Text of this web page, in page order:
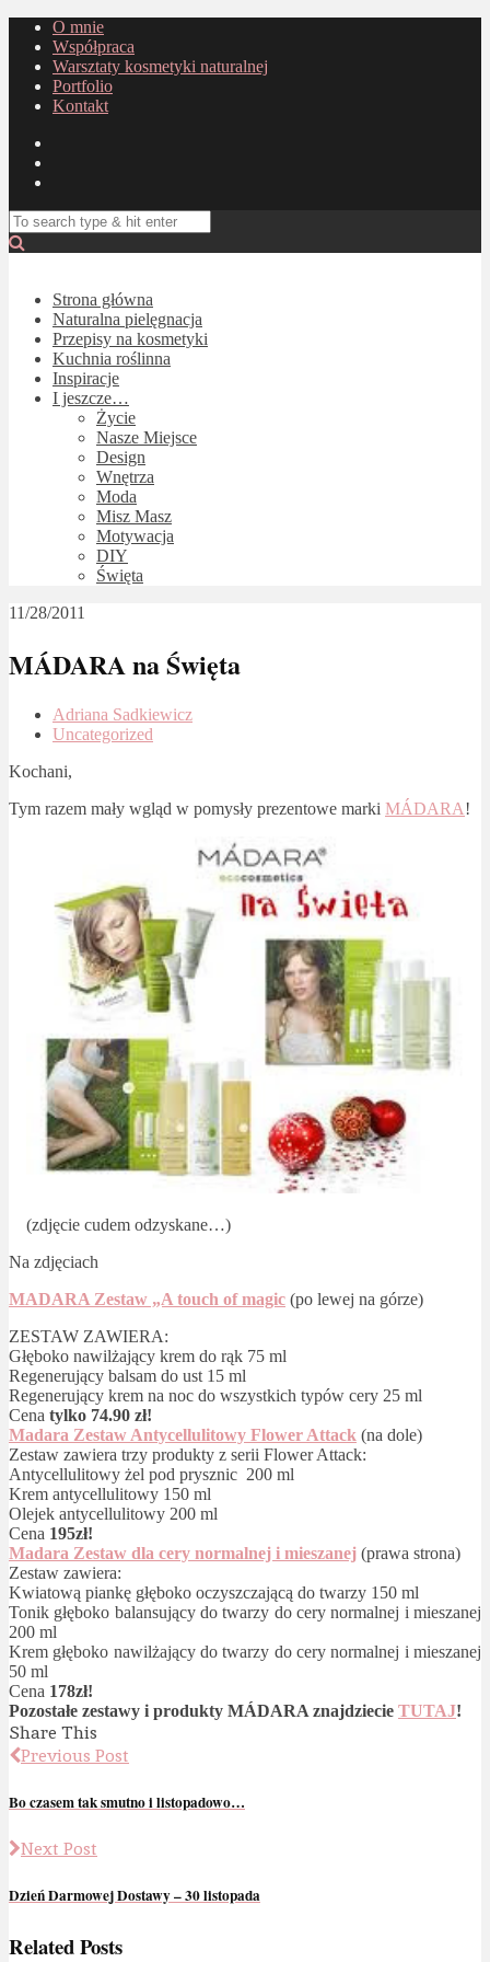
O mnie
Współpraca
Warsztaty kosmetyki naturalnej
Portfolio
Kontakt
Strona główna
Naturalna pielęgnacja
Przepisy na kosmetyki
Kuchnia roślinna
Inspiracje
I jeszcze…
Życie
Nasze Miejsce
Design
Wnętrza
Moda
Misz Masz
Motywacja
DIY
Święta
11/28/2011
MÁDARA na Święta
Adriana Sadkiewicz
Uncategorized
Kochani,
Tym razem mały wgląd w pomysły prezentowe marki MÁDARA!
(zdjęcie cudem odzyskane…)
Na zdjęciach
MADARA Zestaw „A touch of magic (po lewej na górze)
ZESTAW ZAWIERA:
Głęboko nawilżający krem do rąk 75 ml
Regenerujący balsam do ust 15 ml
Regenerujący krem na noc do wszystkich typów cery 25 ml
Cena tylko 74.90 zł!
Madara Zestaw Antycellulitowy Flower Attack (na dole)
Zestaw zawiera trzy produkty z serii Flower Attack:
Antycellulitowy żel pod prysznic 200 ml
Krem antycellulitowy 150 ml
Olejek antycellulitowy 200 ml
Cena 195zł!
Madara Zestaw dla cery normalnej i mieszanej (prawa strona)
Zestaw zawiera:
Kwiatową piankę głęboko oczyszczającą do twarzy 150 ml
Tonik głęboko balansujący do twarzy do cery normalnej i mieszanej
200 ml
Krem głęboko nawilżający do twarzy do cery normalnej i mieszanej
50 ml
Cena 178zł!
Pozostałe zestawy i produkty MÁDARA znajdziecie TUTAJ!
Share This
Previous Post
Bo czasem tak smutno i listopadowo…
Next Post
Dzień Darmowej Dostawy – 30 listopada
Related Posts